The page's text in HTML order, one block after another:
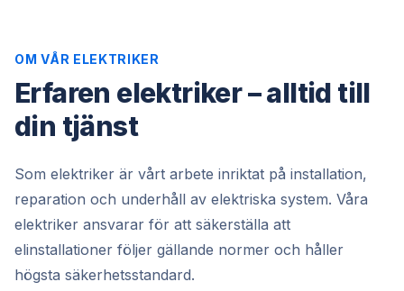
OM VÅR ELEKTRIKER
Erfaren elektriker – alltid till
din tjänst
Som elektriker är vårt arbete inriktat på installation,
reparation och underhåll av elektriska system. Våra
elektriker ansvarar för att säkerställa att
elinstallationer följer gällande normer och håller
högsta säkerhetsstandard.